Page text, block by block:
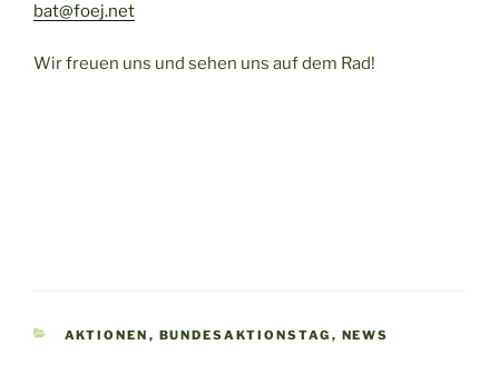
bat@foej.net
Wir freuen uns und sehen uns auf dem Rad!
KATEGORIEN
AKTIONEN , BUNDESAKTIONSTAG , NEWS